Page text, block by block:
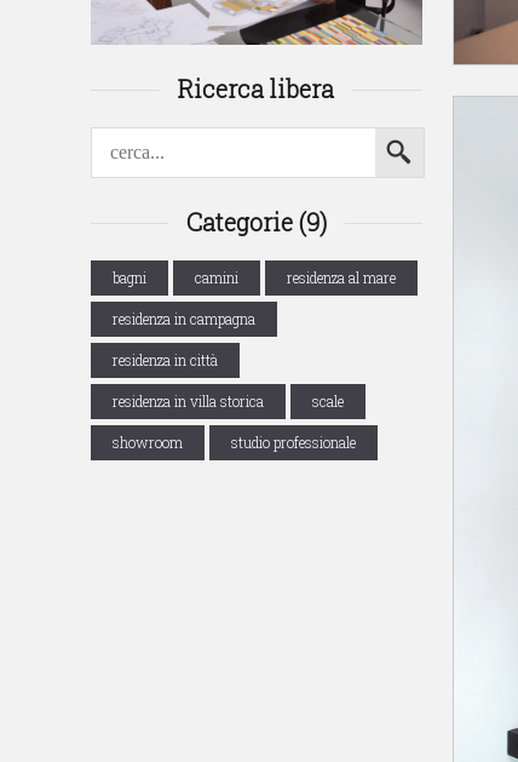
Ricerca libera
Categorie (9)
bagni camini residenza al mare
residenza in campagna
residenza in città
residenza in villa storica scale
showroom studio professionale